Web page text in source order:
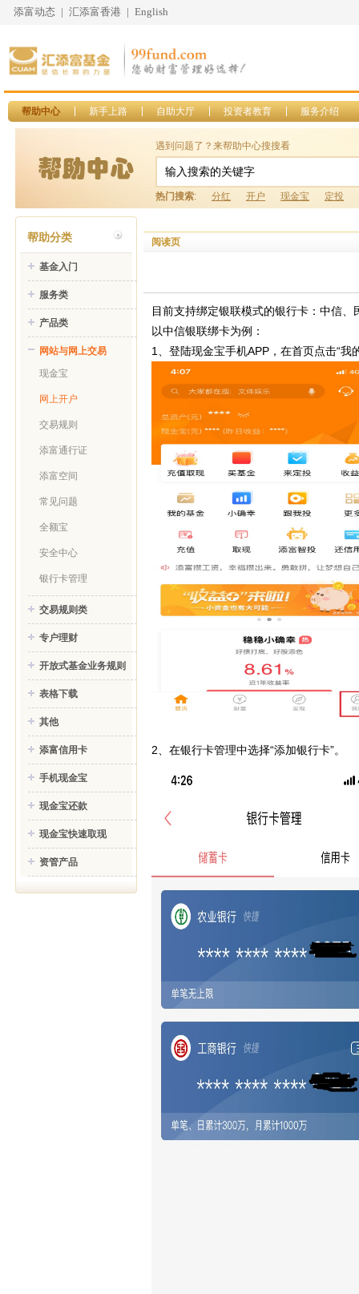
添富动态 | 汇添富香港 | English
帮助中心 新手上路 自助大厅 投资者教育 服务介绍
遇到问题了？来帮助中心搜搜看
热门搜索: 分红 开户 现金宝 定投
帮助分类
基金入门
服务类
产品类
网站与网上交易
现金宝
网上开户
交易规则
添富通行证
添富空间
常见问题
全额宝
安全中心
银行卡管理
交易规则类
专户理财
开放式基金业务规则
表格下载
其他
添富信用卡
手机现金宝
现金宝还款
现金宝快速取现
资管产品
阅读页
目前支持绑定银联模式的银行卡：中信
以中信银联绑卡为例：
1、登陆现金宝手机APP，在首页点击“我
2、在银行卡管理中选择“添加银行卡”。